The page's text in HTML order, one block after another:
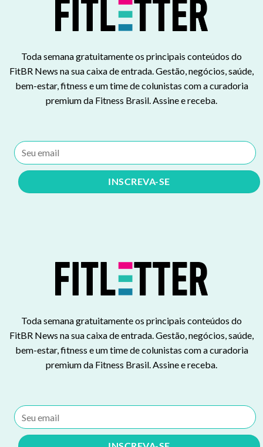
Toda semana gratuitamente os principais conteúdos do
FitBR News na sua caixa de entrada. Gestão, negócios, saúde,
bem-estar, fitness e um time de colunistas com a curadoria
premium da Fitness Brasil. Assine e receba.
Toda semana gratuitamente os principais conteúdos do
FitBR News na sua caixa de entrada. Gestão, negócios, saúde,
bem-estar, fitness e um time de colunistas com a curadoria
premium da Fitness Brasil. Assine e receba.